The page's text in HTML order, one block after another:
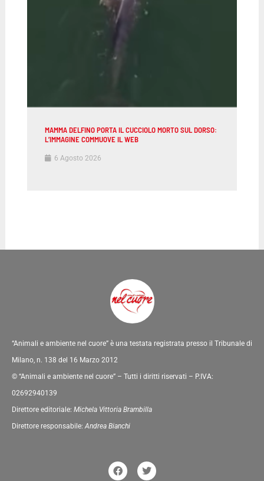
MAMMA DELFINO PORTA IL CUCCIOLO MORTO SUL DORSO:
L’IMMAGINE COMMUOVE IL WEB
6 Agosto 2026
“Animali e ambiente nel cuore” è una testata registrata presso il Tribunale di
Milano, n. 138 del 16 Marzo 2012
© “Animali e ambiente nel cuore” – Tutti i diritti riservati – P.IVA:
02692940139
Direttore editoriale: Michela Vittoria Brambilla
Direttore responsabile:Andrea Bianchi
F
a
T
w